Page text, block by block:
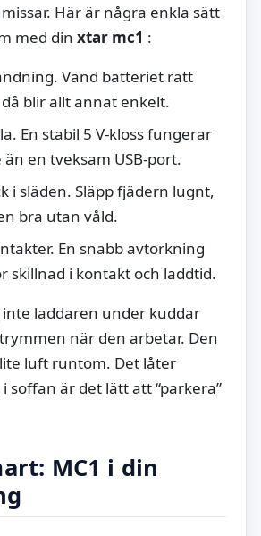
Här är några enkla sätt
med din xtar mc1 :
Vänd batteriet rätt
blir allt annat enkelt.
En stabil 5 V-kloss fungerar
en tveksam USB-port.
i släden. Släpp fjädern lugnt,
bra utan våld.
En snabb avtorkning
skillnad i kontakt och laddtid.
inte laddaren under kuddar
när den arbetar. Den
luft runtom. Det låter
soffan är det lätt att “parkera”
MC1 i din